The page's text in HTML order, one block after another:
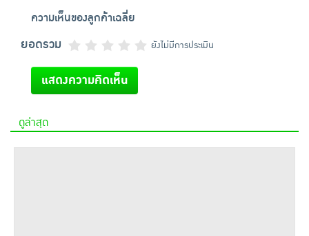
ความเห็นของลูกค้าเฉลี่ย
ยอดรวม ยังไม่มีการประเมิน
แสดงความคิดเห็น
ดูล่าสุด